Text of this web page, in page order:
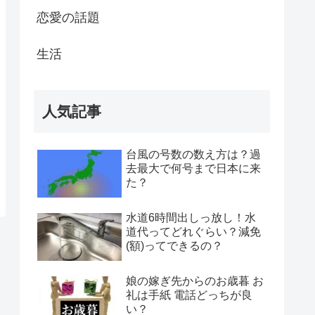
恋愛の話題
生活
人気記事
台風の号数の数え方は？過
去最大で何号まで日本に来
た？
水道6時間出しっ放し！水
道代ってどれぐらい？減免
(額)ってできるの？
娘の嫁ぎ先からのお歳暮 お
礼は手紙 電話どっちが良
い？